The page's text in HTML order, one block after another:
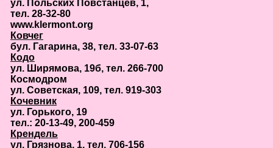
ул. Польских Повстанцев, 1,
тел. 28-32-80
www.klermont.org
Ковчег
бул. Гагарина, 38, тел. 33-07-63
Кодо
ул. Ширямова, 19б, тел. 266-700
Космодром
ул. Советская, 109, тел. 919-303
Кочевник
ул. Горького, 19
тел.: 20-13-49, 200-459
Крендель
ул. Грязнова, 1, тел. 706-156